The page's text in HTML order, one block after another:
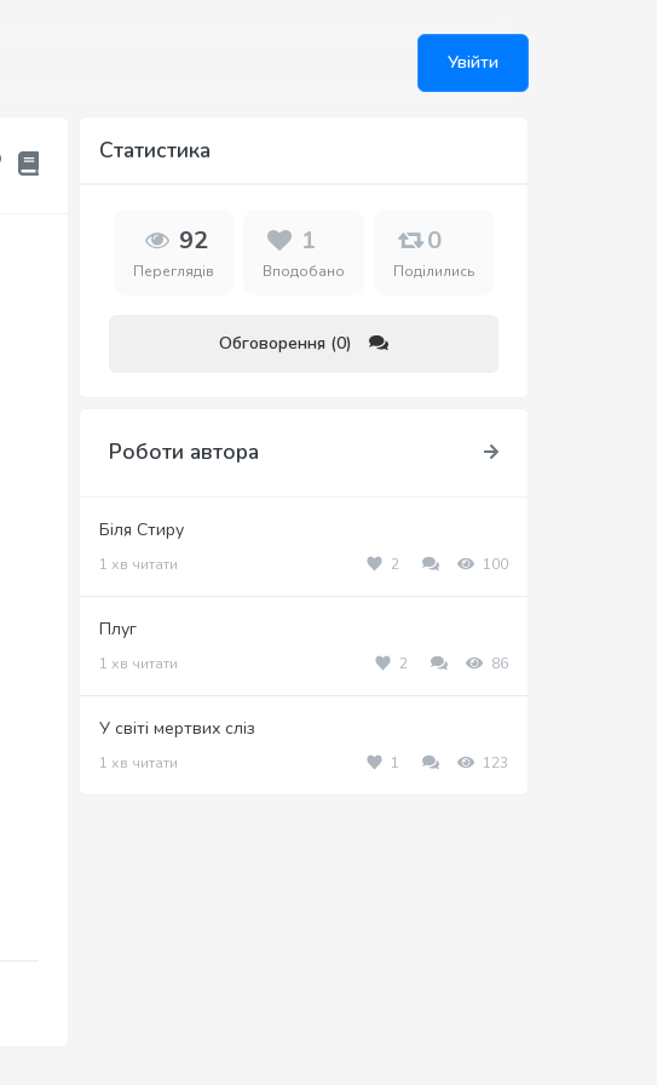
Увійти
Статистика
92
Переглядів
1
Вподобано
0
Поділились
Обговорення (0)
Роботи автора
Біля Стиру
1 хв читати 2 100
Плуг
1 хв читати 2 86
У світі мертвих сліз
1 хв читати 1 123